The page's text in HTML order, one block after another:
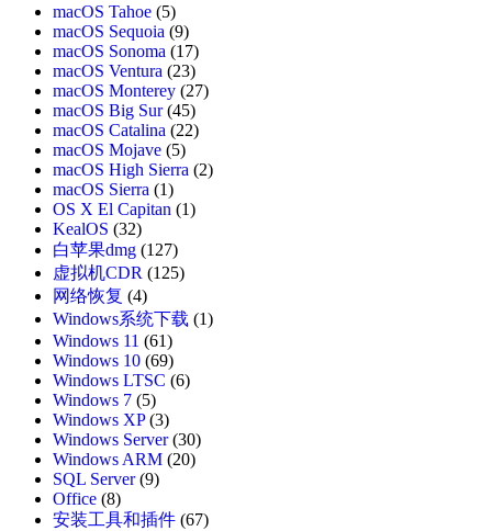
macOS Tahoe (5)
macOS Sequoia (9)
macOS Sonoma (17)
macOS Ventura (23)
macOS Monterey (27)
macOS Big Sur(45)
macOS Catalina (22)
macOS Mojave (5)
macOS High Sierra (2)
macOS Sierra (1)
OS X El Capitan (1)
KealOS (32)
白苹果dmg (127)
虚拟机CDR (125)
网络恢复 (4)
Windows系统下载 (1)
Windows 11 (61)
Windows 10 (69)
Windows LTSC (6)
Windows 7 (5)
Windows XP(3)
Windows Server(30)
Windows ARM (20)
SQL Server(9)
Office (8)
安装工具和插件 (67)